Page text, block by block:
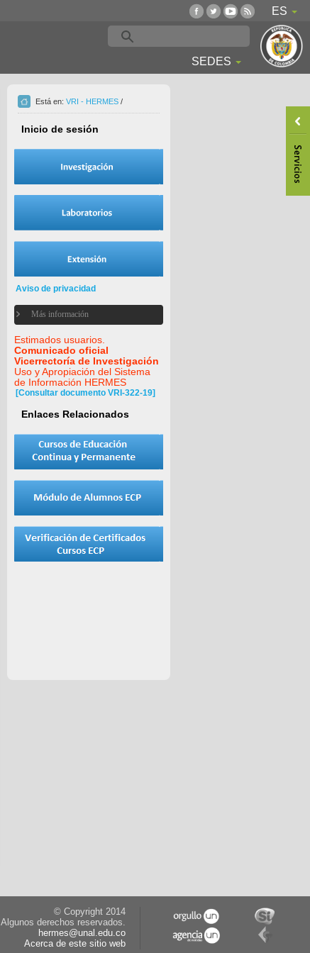
ES
SEDES
Está en: VRI - HERMES /
Inicio de sesión
Aviso de privacidad
Más información
Estimados usuarios.
Comunicado oficial
Vicerrectoría de Investigación
Uso y Apropiación del Sistema
de Información HERMES
[Consultar documento VRI-322-19]
Enlaces Relacionados
© Copyright 2014
Algunos derechos reservados.
hermes@unal.edu.co
Acerca de este sitio web